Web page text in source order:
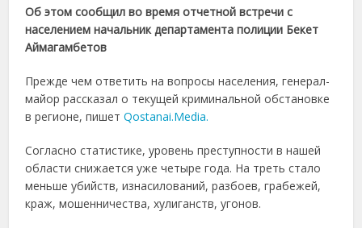
Об этом сообщил во время отчетной встречи с
населением начальник департамента полиции Бекет
Аймагамбетов
Прежде чем ответить на вопросы населения, генерал-
майор рассказал о текущей криминальной обстановке
в регионе, пишетQostanai.Media.
Согласно статистике, уровень преступности в нашей
области снижается уже четыре года. На треть стало
меньше убийств, изнасилований, разбоев, грабежей,
краж, мошенничества, хулиганств, угонов.